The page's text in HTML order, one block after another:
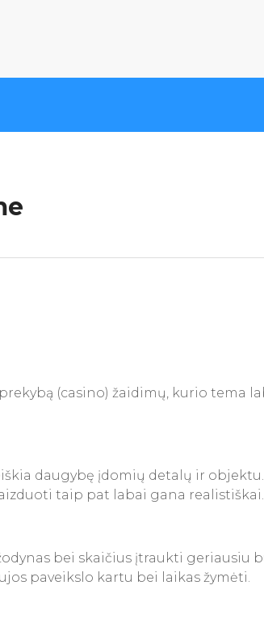
(casino) žaidimų, kurio tema
daugybę įdomių detalų ir
taip pat labai gana realistiškai.
bei skaičius įtraukti geriausiu
paveikslo kartu bei laikas žymėti.